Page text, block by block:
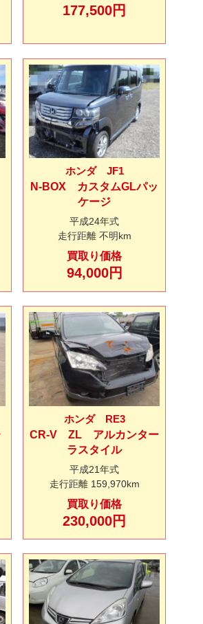
177,500円
ホンダ JF1
N-BOX カスタムGLパッ
ケージ
平成24年式
走行距離 不明km
買取り価格
94,000円
ホンダ RE3
CR-V ZL アルカンター
ラスタイル
平成21年式
走行距離 159,970km
買取り価格
230,000円